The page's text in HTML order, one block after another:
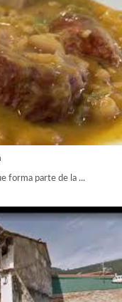
forma parte de la ...